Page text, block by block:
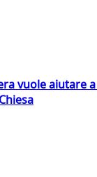
vuole aiutare